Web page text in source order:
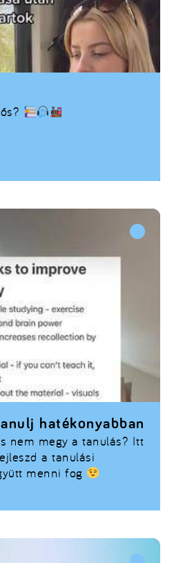
nem megy a tanulás? Itt
a tanulási
menni fog
hatékonyabban